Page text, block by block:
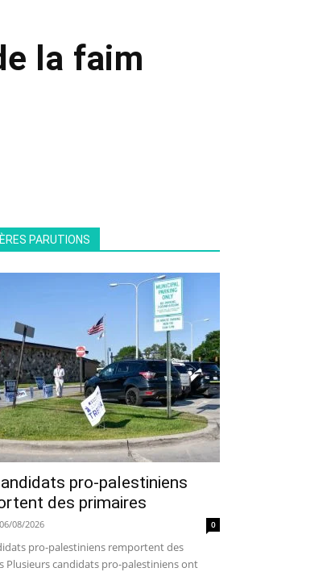
la faim
PARUTIONS
pro-palestiniens
des primaires
06/08/2026 0
pro-palestiniens remportent des
Plusieurs candidats pro-palestiniens ont